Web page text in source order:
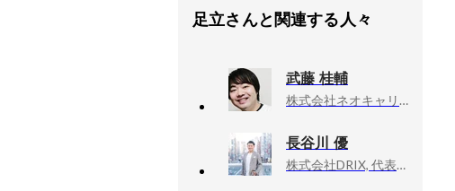
足立さんと関連する人々
武藤 桂輔
株式会社ネオキャリア, リクルーティングメディア東日本事業部 営業責任者
長谷川 優
株式会社DRIX, 代表取締役CEO